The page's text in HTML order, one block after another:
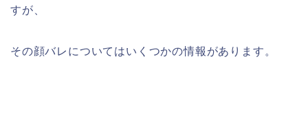
すが、
その顔バレについてはいくつかの情報があります。